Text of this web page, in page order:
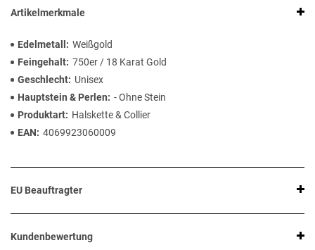
Artikelmerkmale
Edelmetall
Weißgold
Feingehalt 750er / 18 Karat Gold
Geschlecht
Unisex
Hauptstein & Perlen
- Ohne Stein
Produktart
Halskette & Collier
EAN
4069923060009
EU Beauftragter
Kundenbewertung